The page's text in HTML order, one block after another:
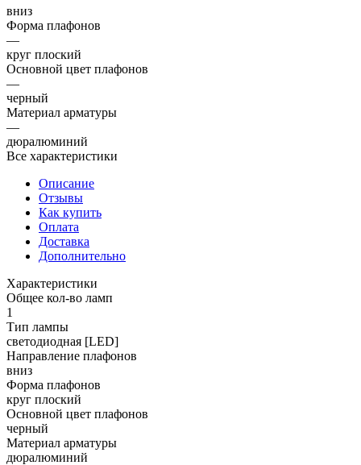
вниз
Форма плафонов
—
круг плоский
Основной цвет плафонов
—
черный
Материал арматуры
—
дюралюминий
Все характеристики
Описание
Отзывы
Как купить
Оплата
Доставка
Дополнительно
Характеристики
Общее кол-во ламп
1
Тип лампы
светодиодная [LED]
Направление плафонов
вниз
Форма плафонов
круг плоский
Основной цвет плафонов
черный
Материал арматуры
дюралюминий